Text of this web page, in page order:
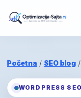
Početna / SEO blog /
WORDPRESS SEO